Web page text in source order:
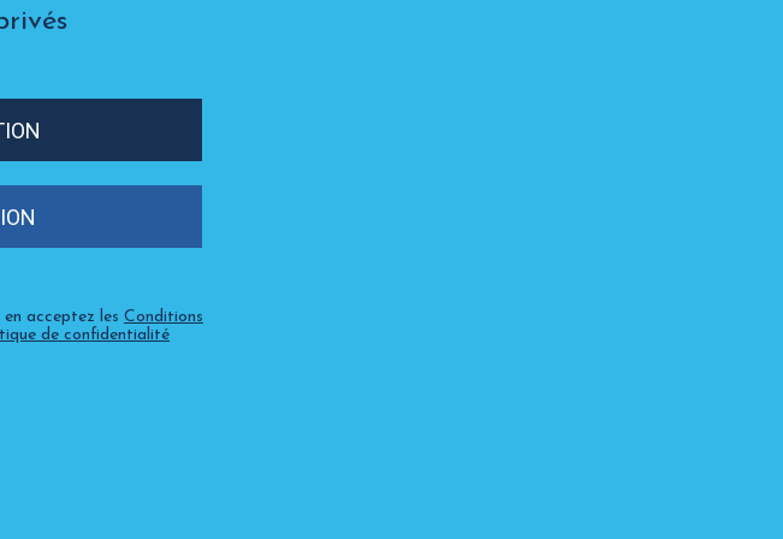
acceptez les Conditions
de confidentialité